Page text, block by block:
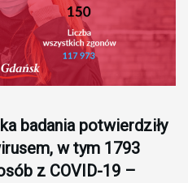
badania potwierdziły
w tym 1793
z COVID-19 –